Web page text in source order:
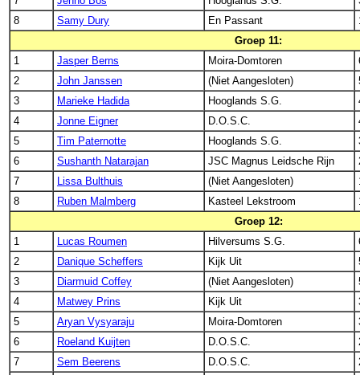
8
Samy Dury En Passant
Groep 11:
1
Jasper Berns Moira-Domtoren
2
John Janssen (Niet Aangesloten)
3
Marieke Hadida Hooglands S.G.
4
Jonne Eigner D.O.S.C.
5
Tim Paternotte Hooglands S.G.
6
Sushanth Natarajan JSC Magnus Leidsche Rijn
7
Lissa Bulthuis (Niet Aangesloten)
8
Ruben Malmberg Kasteel Lekstroom
Groep 12:
1
Lucas Roumen Hilversums S.G.
2
Danique Scheffers Kijk Uit
3
Diarmuid Coffey (Niet Aangesloten)
4
Matwey Prins Kijk Uit
5
Aryan Vysyaraju Moira-Domtoren
6
Roeland Kuijten D.O.S.C.
7
Sem Beerens D.O.S.C.